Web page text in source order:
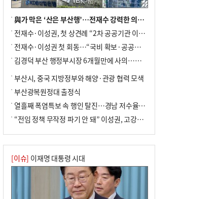
與가 막은 ‘산은 부산행’…전재수 강력한 의지 표명 없인 공염불
전재수·이성권, 첫 상견례 “2차 공공기관 이전 초당 협력”(종합)
전재수·이성권 첫 회동…“국비 확보·공공기관 이전 협력”
김경덕 부산 행정부시장 6개월만에 사의…후임 인선 촉각
부산시, 중국 지방정부와 해양·관광 협력 모색
부산광복원정대 출정식
열흘째 폭염특보 속 행인 탈진…경남 저수율 평년의 절반
“전임 정책 무작정 파기 안 돼” 이성권, 고강도 ‘전재수 견제’ 예고
[이슈] 이재명 대통령 시대